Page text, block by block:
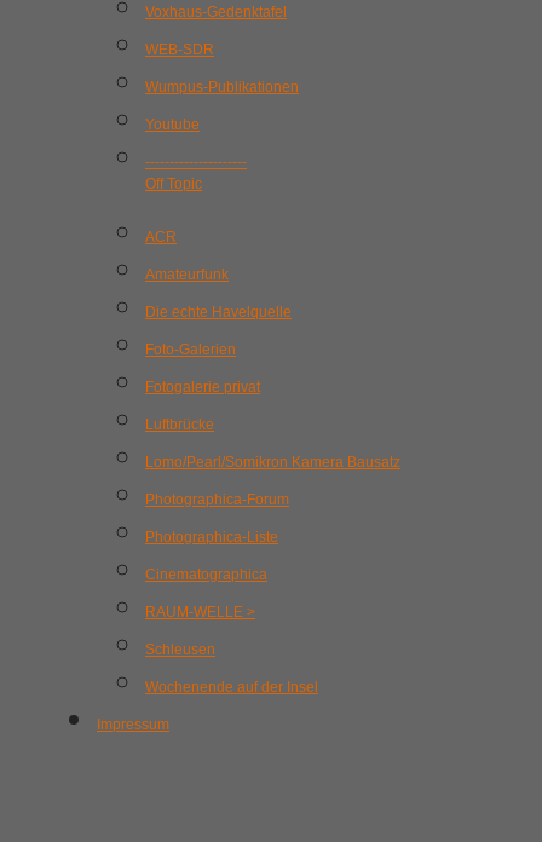
Voxhaus-Gedenktafel
WEB-SDR
Wumpus-Publikationen
Youtube
---------------------
Off Topic
ACR
Amateurfunk
Die echte Havelquelle
Foto-Galerien
Fotogalerie privat
Luftbrücke
Lomo/Pearl/Somikron Kamera Bausatz
Photographica-Forum
Photographica-Liste
Cinematographica
RAUM-WELLE >
Schleusen
Wochenende auf der Insel
Impressum